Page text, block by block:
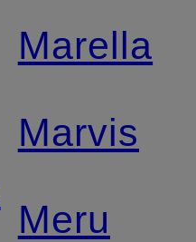
Marella
Marvis
Meru